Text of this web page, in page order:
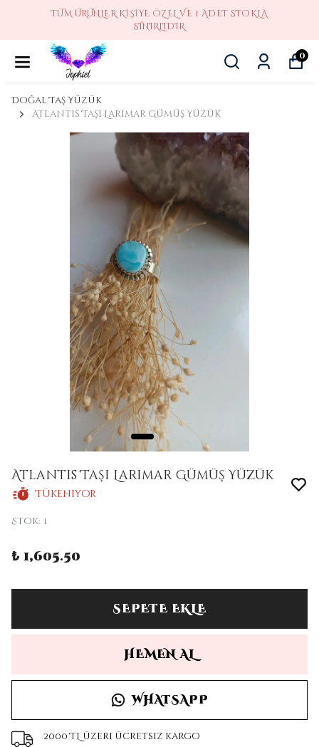
TÜM ÜRÜNLER KIŞIYE ÖZEL VE 1 ADET STOKLA
SINIRLIDIR
0
Doğal Taş Yüzük
Atlantis Taşı Larimar Gümüş Yüzük
Atlantis Taşı Larimar Gümüş Yüzük
Tükeniyor
Stok: 1
₺ 1,605.50
SEPETE EKLE
HEMEN AL
WHATSAPP
2000 TL üzeri ücretsiz kargo